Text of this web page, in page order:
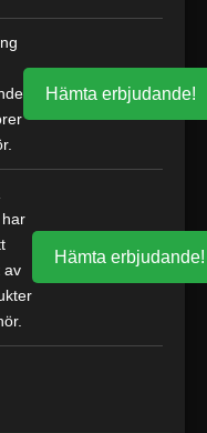
Hämta erbjudande!
av
Hämta erbjudande!